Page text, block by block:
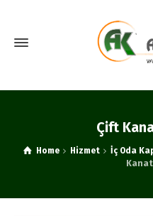
Çift
Home Hizmet İç Oda